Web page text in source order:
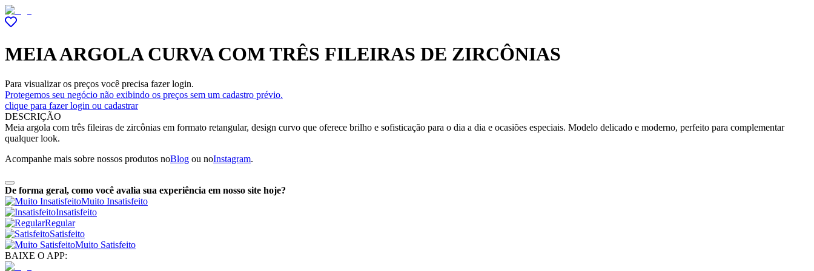
MEIA ARGOLA CURVA COM TRÊS FILEIRAS DE ZIRCÔNIAS
Para visualizar os preços você precisa fazer login.
Protegemos seu negócio não exibindo os preços sem um cadastro prévio.
clique para fazer login ou cadastrar
DESCRIÇÃO
Meia argola com três fileiras de zircônias em formato retangular, design curvo que oferece brilho e sofisticação para o dia a dia e ocasiões especiais. Modelo delicado e moderno, perfeito para complementar
qualquer look.
Acompanhe mais sobre nossos produtos noBlog ou noInstagram.
De forma geral, como você avalia sua experiência em nosso site hoje?
Muito Insatisfeito
Insatisfeito
Regular
Satisfeito
Muito Satisfeito
BAIXE O APP: